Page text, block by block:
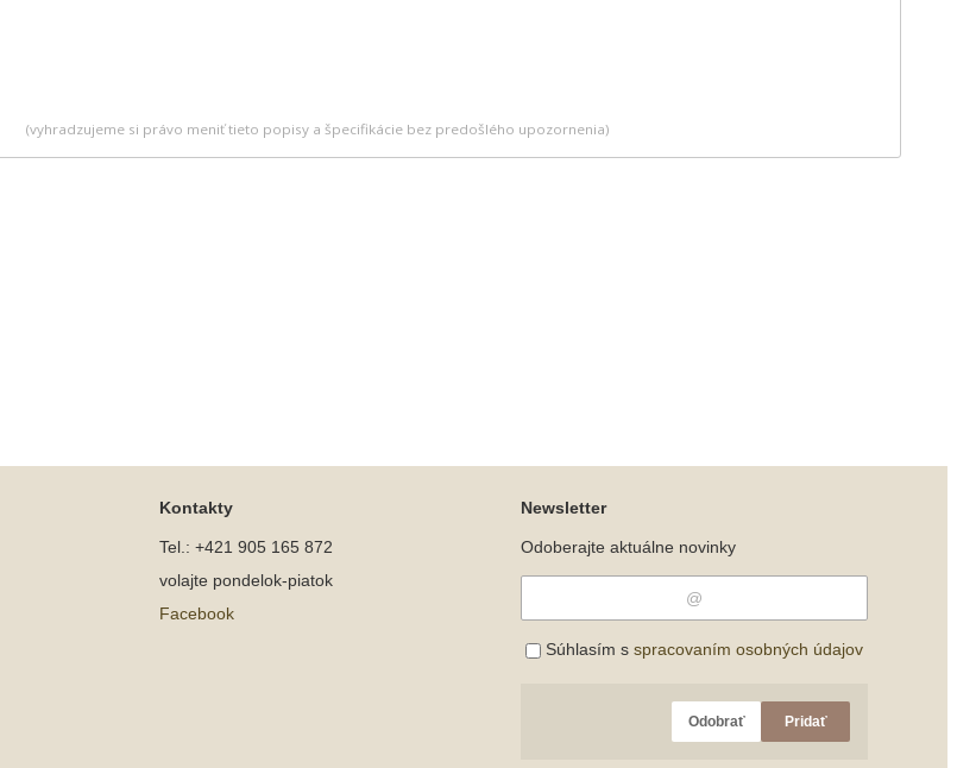
(vyhradzujeme si právo meniť tieto popisy a špecifikácie bez predošlého upozornenia)
Kontakty
Tel.: +421 905 165 872
volajte pondelok-piatok
Facebook
Newsletter
Odoberajte aktuálne novinky
Súhlasím s spracovaním osobných údajov
Odobrať Pridať